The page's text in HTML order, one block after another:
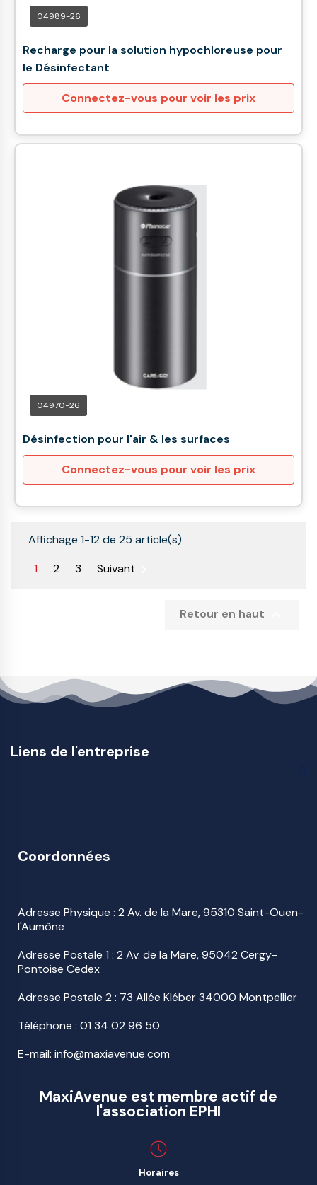
04989-26
Recharge pour la solution hypochloreuse pour
le Désinfectant
Connectez-vous pour voir les prix
04970-26
Désinfection pour l'air & les surfaces
Connectez-vous pour voir les prix
Affichage 1-12 de 25 article(s)
1
2 3 Suivant
Retour en haut
Liens de l'entreprise
Coordonnées
Adresse Physique : 2 Av. de la Mare, 95310 Saint-Ouen-
l'Aumône
Adresse Postale 1 : 2 Av. de la Mare, 95042 Cergy-
Pontoise Cedex
Adresse Postale 2 : 73 Allée Kléber 34000 Montpellier
Téléphone : 01 34 02 96 50
E-mail: info@maxiavenue.com
MaxiAvenue est membre actif de
l'association EPHI
Horaires